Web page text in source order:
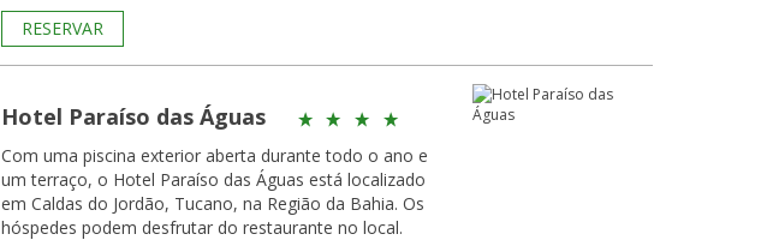
RESERVAR
Hotel Paraíso das Águas
Com uma piscina exterior aberta durante todo o ano e
um terraço, o Hotel Paraíso das Águas está localizado
em Caldas do Jordão, Tucano, na Região da Bahia. Os
hóspedes podem desfrutar do restaurante no local.